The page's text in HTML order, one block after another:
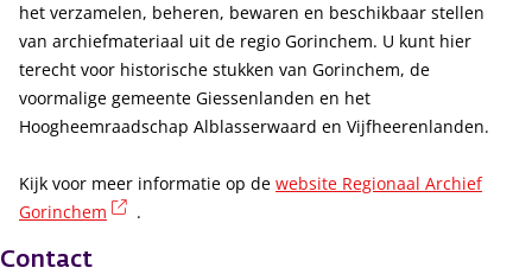
het verzamelen, beheren, bewaren en beschikbaar stellen
van archiefmateriaal uit de regio Gorinchem. U kunt hier
terecht voor historische stukken van Gorinchem, de
voormalige gemeente Giessenlanden en het
Hoogheemraadschap Alblasserwaard en Vijfheerenlanden.
Kijk voor meer informatie op de website Regionaal Archief
Gorinchem
(externe link)
.
Contact